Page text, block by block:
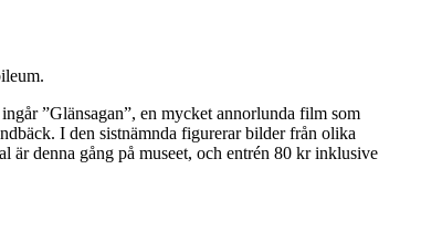
”Glänsagan”, en mycket annorlunda film som
I den sistnämnda figurerar bilder från olika
är denna gång på museet, och entrén 80 kr inklusive